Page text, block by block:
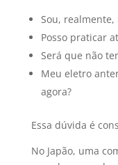
Sou, realmente,
Posso praticar
Será que não
Meu eletro
agora?
Essa dúvida é
No Japão, uma